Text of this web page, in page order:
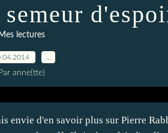
Mes lectures
Par anne(tte)
envie d'en savoir plus sur Pierre